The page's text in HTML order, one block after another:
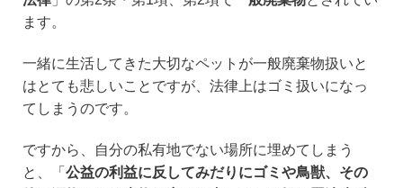
ます。
一緒に生活してきた大切なペットが一般廃棄物扱いと
はとても悲しいことですが、法律上はゴミ扱いになっ
てしまうのです。
ですから、自分の私有地でない場所に埋めてしまう
と、「 公益の利益に反してみだりにゴミや鳥獣、その